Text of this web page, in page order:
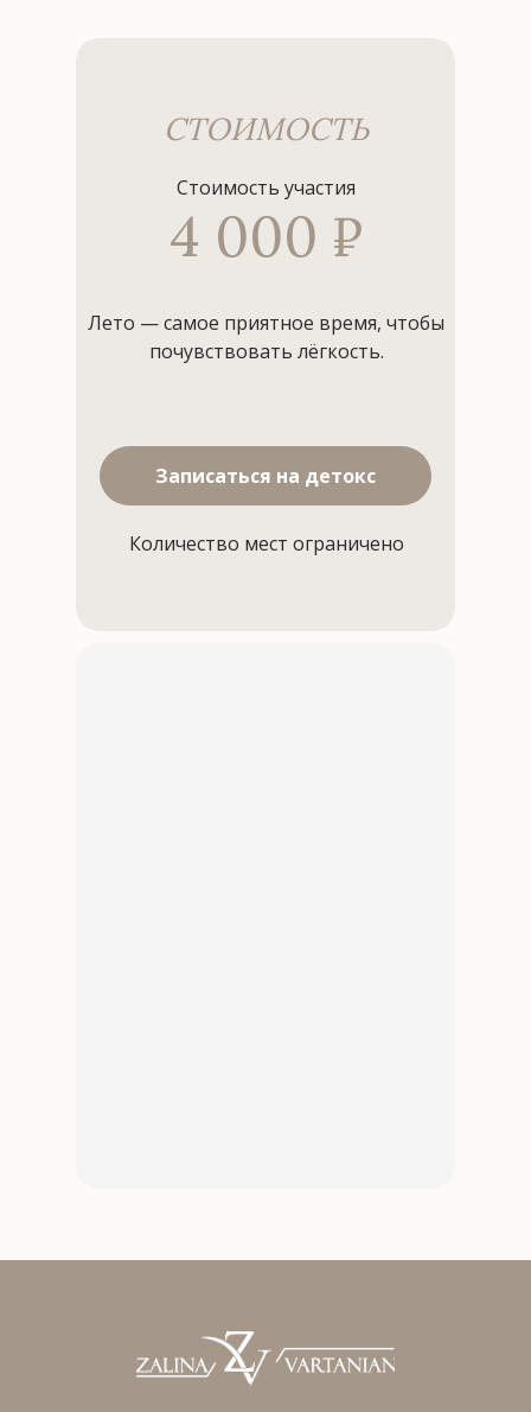
4 000 ₽
СТОИМОСТЬ
Количество мест ограничено
Лето — самое приятное время, чтобы
почувствовать лёгкость.
Стоимость участия
Записаться на детокс